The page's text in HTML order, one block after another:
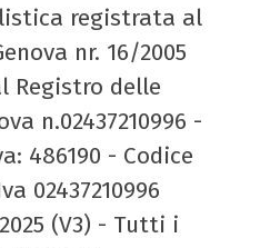
registrata al
nr. 16/2005
Registro delle
n.02437210996 -
486190 - Codice
02437210996
(V3) - Tutti i